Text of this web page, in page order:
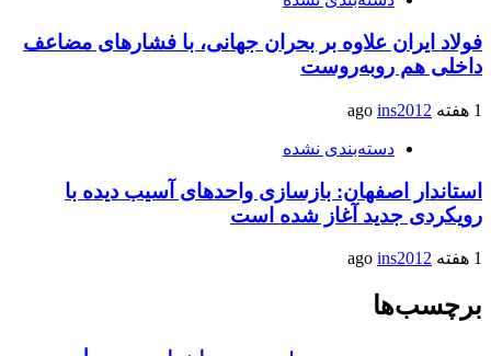
فولاد ایران علاوه بر بحران جهانی، با فشارهای مضاعف
داخلی هم روبه‌روست
1 هفته ago ins2012
دسته‌بندی نشده
استاندار اصفهان: بازسازی واحدهای آسیب دیده با
رویکردی جدید آغاز شده است
1 هفته ago ins2012
برچسب‌ها